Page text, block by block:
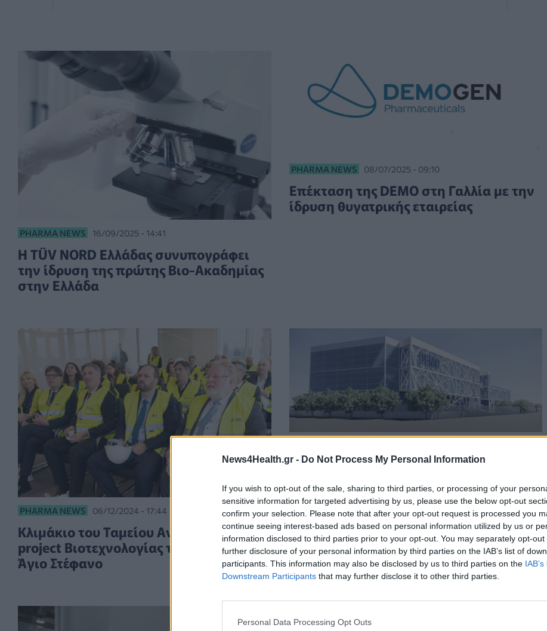
News4Health.gr - Do Not Process My Personal Information
If you wish to opt-out of the sale, sharing to third parties, or processing of your
sensitive information for targeted advertising by us, please use the below opt-out
confirm your selection. Please note that after your opt-out request is processed you
continue seeing interest-based ads based on personal information utilized by us or
information disclosed to third parties prior to your opt-out. You may separately opt-out
further disclosure of your personal information by third parties on the IAB’s list of
participants. This information may also be disclosed by us to third parties on the
Downstream Participants that may further disclose it to other third parties.
Personal Data Processing Opt Outs
PHARMA NEWS 16/09/2025 - 14:41
Η TÜV NORD Ελλάδας συνυπογράφει
την ίδρυση της πρώτης Βιο-Ακαδημίας
στην Ελλάδα
PHARMA NEWS 08/07/2025 - 09:10
Επέκταση της DEMO στη Γαλλία με την
ίδρυση θυγατρικής εταιρείας
PHARMA NEWS 06/12/2024 - 17:44
Κλιμάκιο του Ταμείου Ανάκαμψης στο
project Βιοτεχνολογίας της DEMO στον
Άγιο Στέφανο
Τρία βραβεία απέσπασε η DEMO στα
Industrial Production & Manufacturing
Awards 2024